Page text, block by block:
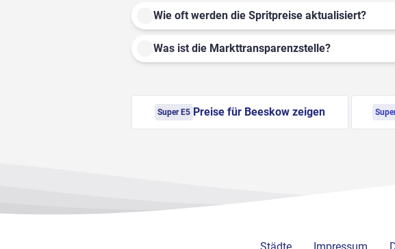
Wie oft werden die Spritpreise aktualisiert?
Was ist die Markttransparenzstelle?
Super E5 Preise für Beeskow zeigen